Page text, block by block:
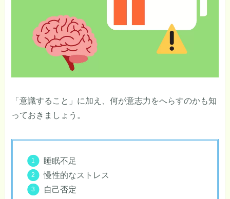
「意識すること」に加え、何が意志力をへらすのかも知
っておきましょう。
睡眠不足
慢性的なストレス
自己否定